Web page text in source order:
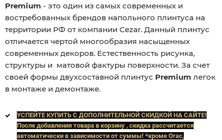
Premium - это один из самых современных и
востребованных брендов напольного плинтуса на
территории РФ от компании Cezar. Данный плинтус
отличается чертой многообразия насыщенных
современных декоров. Естественность рисунка,
структуры и матовой фактуры поверхности. За счет
своей формы двухсоставной плинтус Premium легок
в монтаже и демонтаже.
УСПЕЙТЕ КУПИТЬ C ДОПОЛНИТЕЛЬНОЙ СКИДКОЙ НА САЙТЕ!
После добавления товара в корзину , скидка рассчитается
автоматически в зависимости от суммы! *кроме Orac,